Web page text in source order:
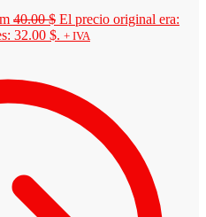
40.00$ El precio original era:
32.00 $. + IVA